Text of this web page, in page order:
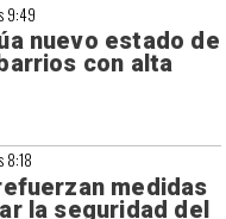
9:49
nuevo estado de
con alta
8:18
medidas
la seguridad del